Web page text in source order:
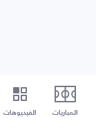
المباريات الفيديوهات